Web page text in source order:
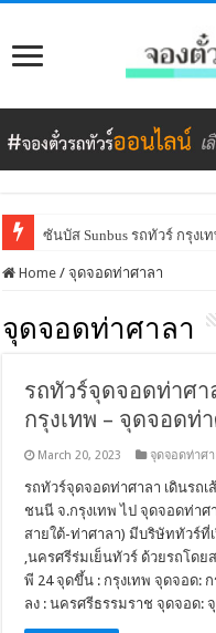
ซันบัส Sunbus รถทัวร์ กรุงเท
Home / จุดจอดท่าศาลา
จุดจอดท่าศาลา
รถทัวร์จุดจอดท่าศา
กรุงเทพ – จุดจอดท่
March 20, 2023 จุดจอดท่าศ
รถทัวร์จุดจอดท่าศาลา เดินรถ
ชนนี จ.กรุงเทพ ไป จุดจอดท่าศ
สายใต้-ท่าศาลา) มีบริษัททัวร์ที่
,นครศรีร่มเย็นทัวร์ ด้วยรถโดย
พี 24 จุดขึ้น : กรุงเทพ จุดจอด:
ลง : นครศรีธรรมราช จุดจอด: